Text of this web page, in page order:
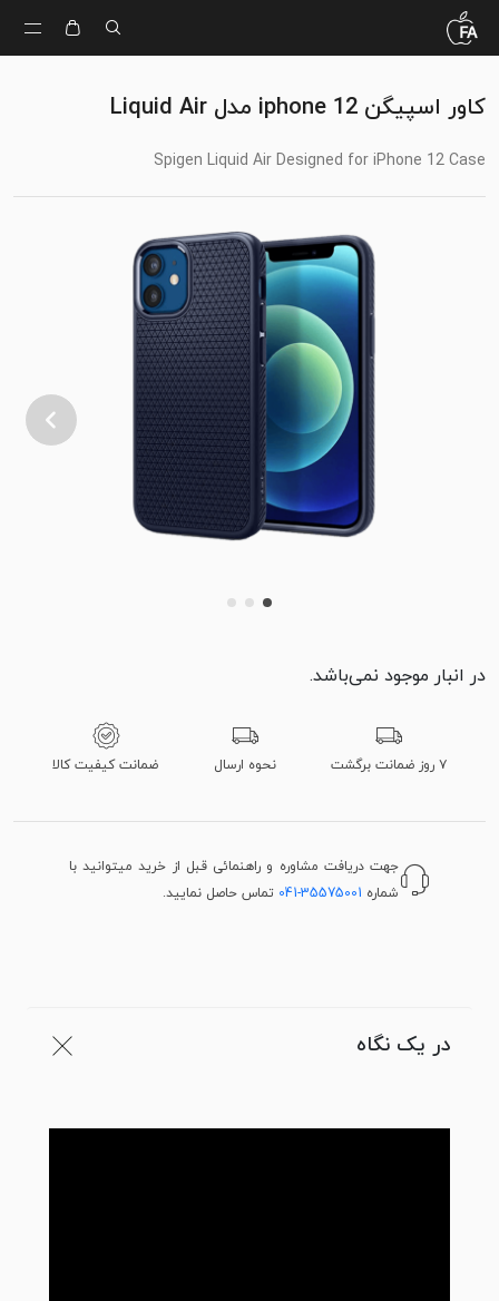
کاور اسپیگن iphone 12 مدل Liquid Air
Spigen Liquid Air Designed for iPhone 12 Case
در انبار موجود نمی‌باشد.
۷ روز ضمانت برگشت نحوه ارسال ضمانت کیفیت کالا
جهت دریافت مشاوره و راهنمائی قبل از خرید میتوانید با
شماره 041-35575001 تماس حاصل نمایید.
در یک نگاه